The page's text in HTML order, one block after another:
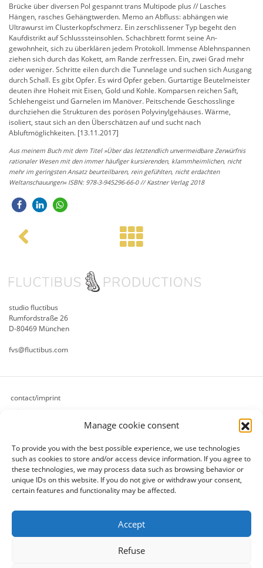
Manage cookie consent
To provide you with the best possible experience, we use technologies
such as cookies to store and/or access device information. If you agree to
these technologies, we may process data such as browsing behavior or
unique IDs on this website. If you do not give or withdraw your consent,
certain features and functionality may be affected.
Accept
Refuse
Brücke über diversen Pol gespannt trans Multipode plus // Lasches
Hängen, rasches Gehängtwerden. Memo an Abfluss: abhängen wie
Ultrawurst im Clusterkopfschmerz. Ein zerschlissener Typ begeht den
Kaufdistrikt auf Schlusssteinsohlen. Schachbrett formt seine An­
gewohnheit, sich zu überklären jedem Protokoll. Immense Ablehnspannen
ziehen sich durch das Kokett, am Rande zerfressen. Ein, zwei Grad mehr
oder weniger. Schritte eilen durch die Tunnelage und suchen sich Ausgang
durch Schall. Es gibt Opfer. Es wird Opfer geben. Gurtartige Beutelmeister
deuten ihre Hoheit mit Eisen, Gold und Kohle. Komparsen reichen Saft,
Schlehengeist und Garnelen im Manöver. Peitschende Geschosslinge
durchziehen die Strukturen des porösen Polyvinylgehäuses. Wärme,
isoliert, staut sich an den Überschätzen auf und sucht nach
Abluftmöglichkeiten. [13.11.2017]
Aus meinem Buch mit dem Titel »Über das letztendlich unvermeidbare Zerwürfnis
rationaler Wesen mit den immer häufiger kursierenden, klammheimlichen, nicht
mehr im geringsten Ansatz beurteilbaren, rein gefühlten, nicht erdachten
Weltanschauungen« ISBN: 978-3-945296-66-0 // Kastner Verlag 2018
Post navigation
studio fluctibus
Rumfordstraße 26
D-80469 München
fvs@fluctibus.com
contact/imprint
privacy
refund and returns policy
payment methods
shipping methods